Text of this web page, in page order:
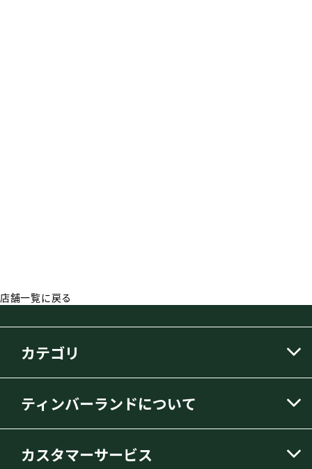
店舗一覧に戻る
カテゴリ
ティンバーランドについて
カスタマーサービス